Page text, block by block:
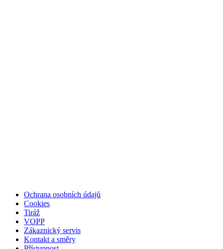
Ochrana osobních údajů
Cookies
Tiráž
VOPP
Zákaznický servis
Kontakt a směry